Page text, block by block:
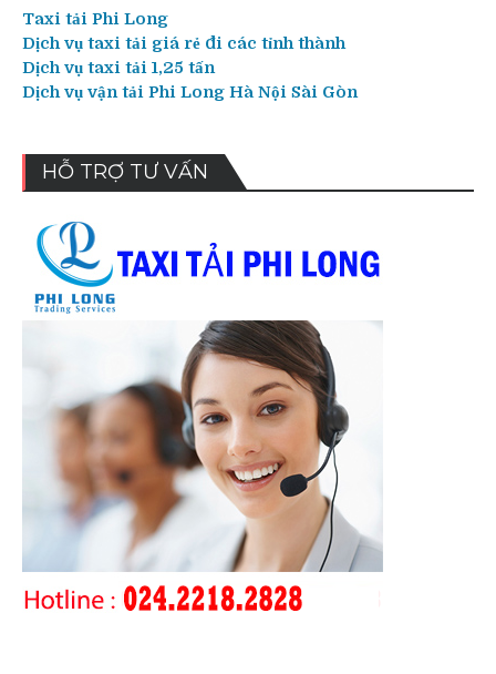
Taxi tải Phi Long
Dịch vụ taxi tải giá rẻ đi các tỉnh thành
Dịch vụ taxi tải 1,25 tấn
Dịch vụ vận tải Phi Long Hà Nội Sài Gòn
HỖ TRỢ TƯ VẤN